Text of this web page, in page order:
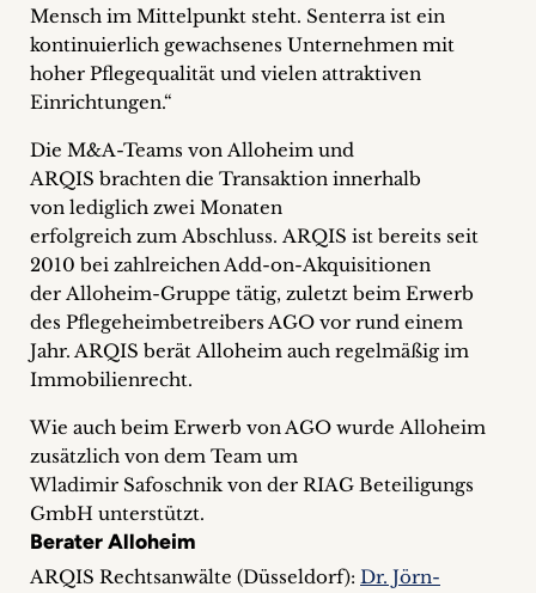
Mensch im Mittelpunkt steht. Senterra ist ein
kontinuierlich gewachsenes Unternehmen mit
hoher Pflegequalität und vielen attraktiven
Einrichtungen.“
Die M&A-Teams von Alloheim und
ARQIS brachten die Transaktion innerhalb
von lediglich zwei Monaten
erfolgreich zum Abschluss. ARQIS ist bereits seit
2010 bei zahlreichen Add-on-Akquisitionen
der Alloheim-Gruppe tätig, zuletzt beim Erwerb
des Pflegeheimbetreibers AGO vor rund einem
Jahr. ARQIS berät Alloheim auch regelmäßig im
Immobilienrecht.
Wie auch beim Erwerb von AGO wurde Alloheim
zusätzlich von dem Team um
Wladimir Safoschnik von der RIAG Beteiligungs
GmbH unterstützt.
Berater Alloheim
ARQIS Rechtsanwälte (Düsseldorf): Dr. Jörn-